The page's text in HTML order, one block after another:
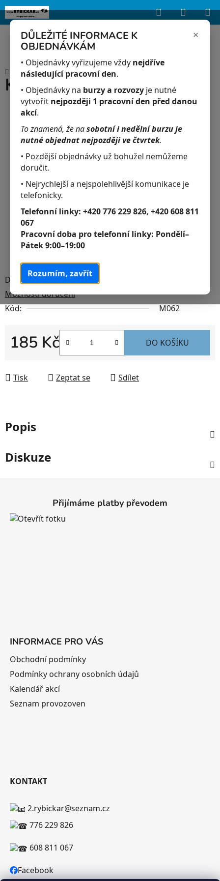
×
DŮLEŽITÉ INFORMACE K
OBJEDNÁVKÁM
• Objednávky vyřizujeme vždy nejdříve
následující pracovní den.
• Objednávky na burzy a rozvozy je nutné
vytvořit nejpozději 1 pracovní den před danou
akcí.
To znamená, že nasobotní i nedělní burzu je
nutné objednat nejpozději ve čtvrtek.
• Pozdější objednávky už bohužel nemůžeme
doručit.
• Nejrychlejší a nejspolehlivější komunikace je
telefonicky.
Telefonní linky: +420 776 229 826, +420 608 811
067
Pracovní doba pro telefonní linky: Pondělí–
Pátek 9:00–19:00
Rozumím, zavřít
Upozorňujeme, že uvedená skladová dostupnost je orientační a může se
lišit podle aktuálních objednávek a prodeje v reálném čase.
obsah
Hledat
KOŠÍK
DomůAkvaristika / Kreveta skleněná 500 ml
Dostupnost
Možnosti doručení
Kód:
M062
185 Kč DO KOŠÍKU
Tisk Zeptat se Sdílet
Kreveta skleněná 500 ml
Popis
Diskuze
Přijímáme platby převodem
INFORMACE PRO VÁS
Obchodní podmínky
Podmínky ochrany osobních údajů
Kalendář akcí
Seznam provozoven
KONTAKT
2.rybickar@seznam.cz
776 229 826
608 811 067
Facebook